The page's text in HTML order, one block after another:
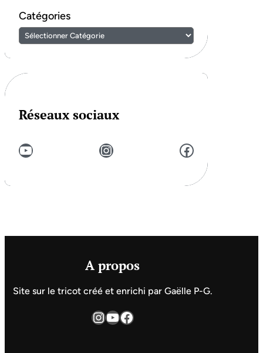
Catégories
Réseaux sociaux
YouTube Instagram Facebook
A propos
Site sur le tricot créé et enrichi par Gaëlle P-G.
InstagramYouTube Facebook